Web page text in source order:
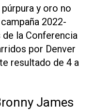
y oro no
2022-
la Conferencia
por Denver
resultado de 4 a
James